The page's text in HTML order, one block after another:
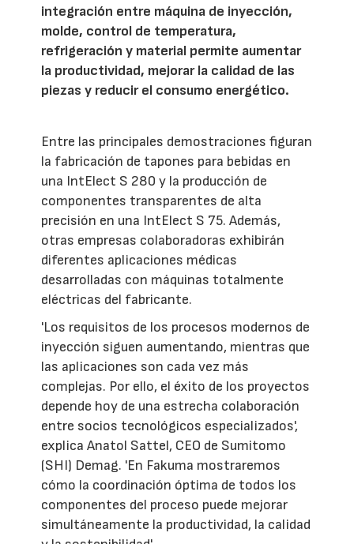
integración entre máquina de inyección,
molde, control de temperatura,
refrigeración y material permite aumentar
la productividad, mejorar la calidad de las
piezas y reducir el consumo energético.
Entre las principales demostraciones figuran
la fabricación de tapones para bebidas en
una IntElect S 280 y la producción de
componentes transparentes de alta
precisión en una IntElect S 75. Además,
otras empresas colaboradoras exhibirán
diferentes aplicaciones médicas
desarrolladas con máquinas totalmente
eléctricas del fabricante.
'Los requisitos de los procesos modernos de
inyección siguen aumentando, mientras que
las aplicaciones son cada vez más
complejas. Por ello, el éxito de los proyectos
depende hoy de una estrecha colaboración
entre socios tecnológicos especializados',
explica Anatol Sattel, CEO de Sumitomo
(SHI) Demag. 'En Fakuma mostraremos
cómo la coordinación óptima de todos los
componentes del proceso puede mejorar
simultáneamente la productividad, la calidad